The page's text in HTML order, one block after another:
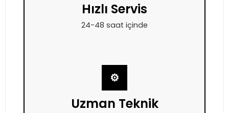
Hızlı Servis
24-48 saat içinde
⚙
Uzman Teknik